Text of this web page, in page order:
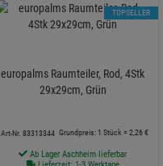
europalms Raumteiler, Rod, 4Stk
29x29cm, Grün
Art-Nr. 83313344 Grundpreis: 1 Stück = 2, 26€
Ab Lager Aschheim lieferbar
TOPSELLER